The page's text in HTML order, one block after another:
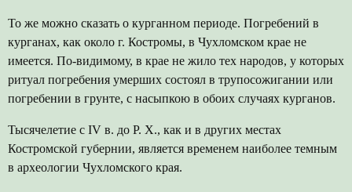
То же можно сказать о курганном периоде. Погребений в
курганах, как около г. Костромы, в Чухломском крае не
имеется. По-видимому, в крае не жило тех народов, у которых
ритуал погребения умерших состоял в трупосожигании или
погребении в грунте, с насыпкою в обоих случаях курганов.
Тысячелетие с IV в. до Р. X., как и в других местах
Костромской губернии, является временем наиболее темным
в археологии Чухломского края.